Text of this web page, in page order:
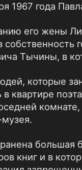
1967 года
его жены
собственность
Тычины, в
которые
в квартире
большая
книг и в